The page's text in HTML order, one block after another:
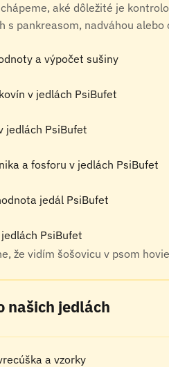
aké dôležité je
s pankreasom, nadváhou
a výpočet sušiny
v jedlách PsiBufet
jedlách PsiBufet
a fosforu v jedlách PsiBufet
jedál PsiBufet
PsiBufet
že vidím šošovicu v psom
našich jedlách
a vzorky